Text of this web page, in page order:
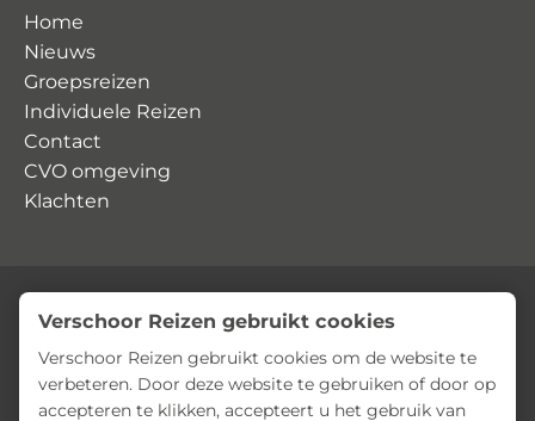
Home
Nieuws
Groepsreizen
Individuele Reizen
Contact
CVO omgeving
Klachten
Privacyverklaring
Verschoor Reizen gebruikt cookies
Verschoor Reizen gebruikt cookies om de website te
verbeteren. Door deze website te gebruiken of door op
accepteren te klikken, accepteert u het gebruik van